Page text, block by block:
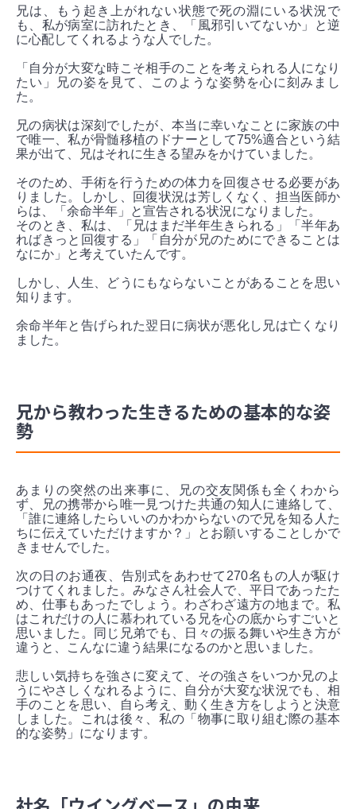
兄は、もう起き上がれない状態で死の淵にいる状況で
も、私が病室に訪れたとき、「風邪引いてないか」と逆
に心配してくれるような人でした。
「自分が大変な時こそ相手のことを考えられる人になり
たい」兄の姿を見て、このような姿勢を心に刻みまし
た。
兄の病状は深刻でしたが、本当に幸いなことに家族の中
で唯一、私が骨髄移植のドナーとして75%適合という結
果が出て、兄はそれに生きる望みをかけていました。
そのため、手術を行うための体力を回復させる必要があ
りました。しかし、回復状況は芳しくなく、担当医師か
らは、「余命半年」と宣告される状況になりました。
そのとき、私は、「兄はまだ半年生きられる」「半年あ
ればきっと回復する」「自分が兄のためにできることは
なにか」と考えていたんです。
しかし、人生、どうにもならないことがあることを思い
知ります。
余命半年と告げられた翌日に病状が悪化し兄は亡くなり
ました。
兄から教わった生きるための基本的な姿
勢
あまりの突然の出来事に、兄の交友関係も全くわから
ず、兄の携帯から唯一見つけた共通の知人に連絡して、
「誰に連絡したらいいのかわからないので兄を知る人た
ちに伝えていただけますか？」とお願いすることしかで
きませんでした。
次の日のお通夜、告別式をあわせて270名もの人が駆け
つけてくれました。みなさん社会人で、平日であったた
め、仕事もあったでしょう。わざわざ遠方の地まで。私
はこれだけの人に慕われている兄を心の底からすごいと
思いました。同じ兄弟でも、日々の振る舞いや生き方が
違うと、こんなに違う結果になるのかと思いました。
悲しい気持ちを強さに変えて、その強さをいつか兄のよ
うにやさしくなれるように、自分が大変な状況でも、相
手のことを思い、自ら考え、動く生き方をしようと決意
しました。これは後々、私の「物事に取り組む際の基本
的な姿勢」になります。